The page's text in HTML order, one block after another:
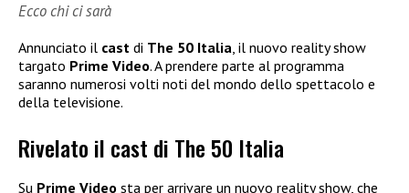
Ecco chi ci sarà
Annunciato il cast di The 50 Italia, il nuovo reality show
targato Prime Video. A prendere parte al programma
saranno numerosi volti noti del mondo dello spettacolo e
della televisione.
Rivelato il cast di The 50 Italia
Su Prime Video sta per arrivare un nuovo reality show, che